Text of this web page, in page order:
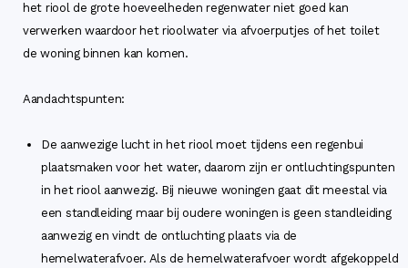
het riool de grote hoeveelheden regenwater niet goed kan
verwerken waardoor het rioolwater via afvoerputjes of het toilet
de woning binnen kan komen.
Aandachtspunten:
De aanwezige lucht in het riool moet tijdens een regenbui
plaatsmaken voor het water, daarom zijn er ontluchtingspunten
in het riool aanwezig. Bij nieuwe woningen gaat dit meestal via
een standleiding maar bij oudere woningen is geen standleiding
aanwezig en vindt de ontluchting plaats via de
hemelwaterafvoer. Als de hemelwaterafvoer wordt afgekoppeld